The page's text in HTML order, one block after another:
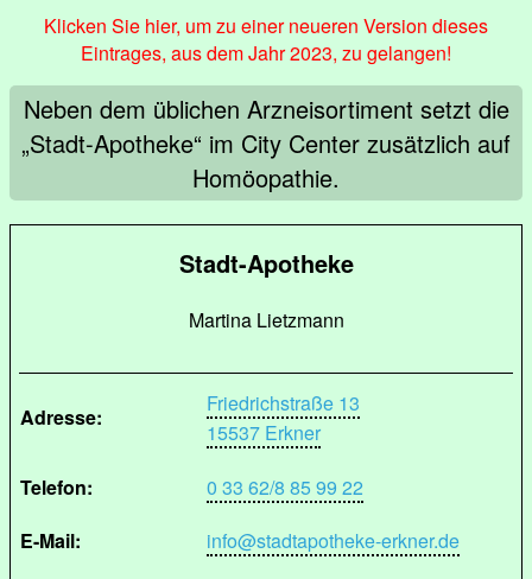
Klicken Sie hier, um zu einer neueren Version dieses
Eintrages, aus dem Jahr 2023, zu gelangen!
Neben dem üblichen Arzneisortiment setzt die
„Stadt-Apotheke“ im City Center zusätzlich auf
Homöopathie.
Stadt-Apotheke
Martina Lietzmann
Adresse:
Friedrichstraße 13
15537 Erkner
Telefon:
0 33 62/8 85 99 22
E-Mail:
info@stadtapotheke-erkner.de